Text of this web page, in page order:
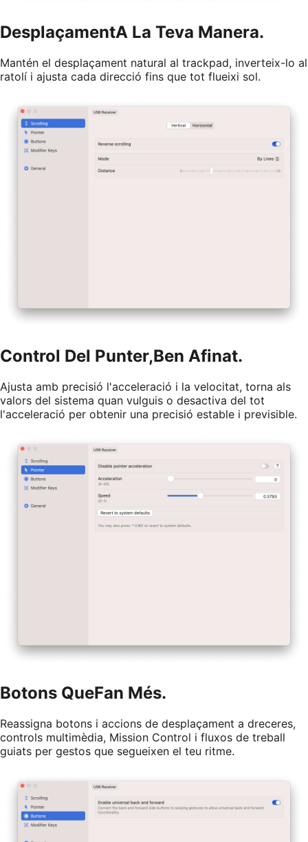
DesplaçamentA La Teva Manera.
Mantén el desplaçament natural al trackpad, inverteix-lo al
ratolí i ajusta cada direcció fins que tot flueixi sol.
Control Del Punter,Ben Afinat.
Ajusta amb precisió l'acceleració i la velocitat, torna als
valors del sistema quan vulguis o desactiva del tot
l'acceleració per obtenir una precisió estable i previsible.
Botons QueFan Més.
Reassigna botons i accions de desplaçament a dreceres,
controls multimèdia, Mission Control i fluxos de treball
guiats per gestos que segueixen el teu ritme.